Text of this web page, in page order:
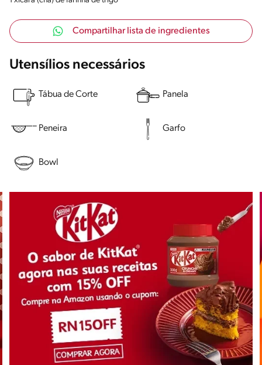
Compartilhar lista de ingredientes
Utensílios necessários
Tábua de Corte Panela
Peneira Garfo
Bowl